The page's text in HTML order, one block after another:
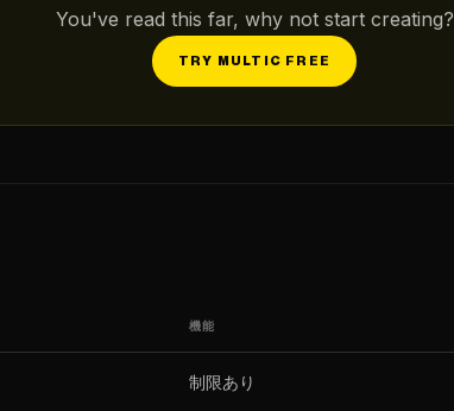
You've read this far, why not start creating?
TRY MULTIC FREE
機能
制限あり